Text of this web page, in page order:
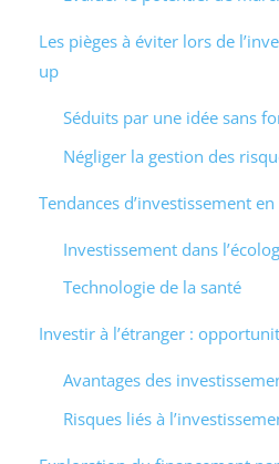
Les pièges à éviter lors de
up
Séduits par une idée sans
Négliger la gestion des
Tendances d’investissement
Investissement dans
Technologie de la santé
Investir à l’étranger :
Avantages des
Risques liés à